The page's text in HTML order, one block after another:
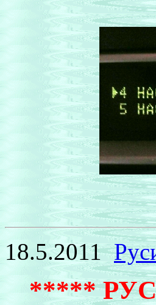
18.5.2011
*****